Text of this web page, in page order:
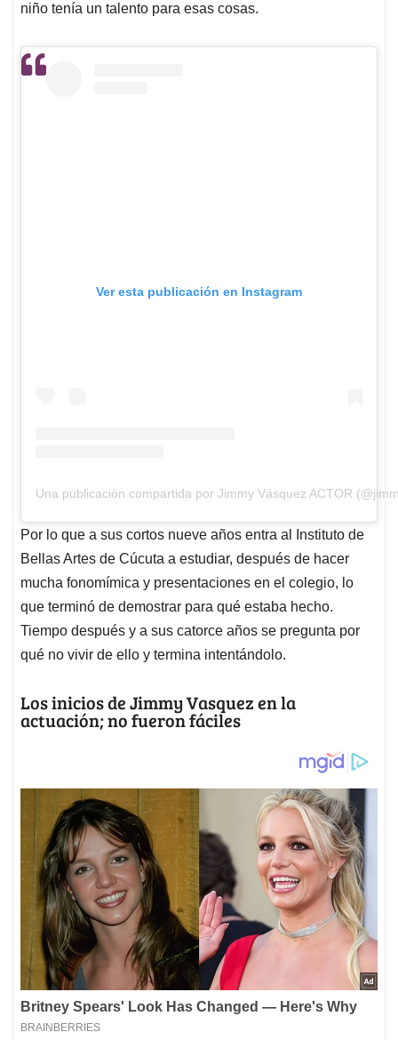
niño tenía un talento para esas cosas.
Ver esta publicación en Instagram
Una publicación compartida por Jimmy Vásquez ACTOR
Por lo que a sus cortos nueve años entra al Instituto de
Bellas Artes de Cúcuta a estudiar, después de hacer
mucha fonomímica y presentaciones en el colegio, lo
que terminó de demostrar para qué estaba hecho.
Tiempo después y a sus catorce años se pregunta por
qué no vivir de ello y termina intentándolo.
Los inicios de Jimmy Vasquez en la
actuación; no fueron fáciles